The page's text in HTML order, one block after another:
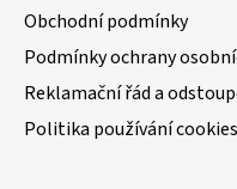
Obchodní podmínky
Podmínky ochrany
Reklamační řád a
Politika používání cookies